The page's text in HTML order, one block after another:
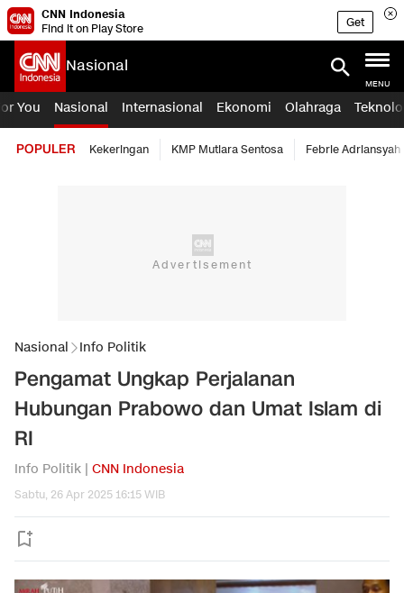
CNN Indonesia
Find it on Play Store
Get
Nasional
MENU
You Nasional Internasional Ekonomi Olahraga
POPULER Kekeringan KMP Mutiara Sentosa Febrie Adriansyah
Nasional Info Politik
Pengamat Ungkap Perjalanan
Hubungan Prabowo dan Umat Islam di
RI
Info Politik | CNN Indonesia
Sabtu, 26 Apr 2025 16:15 WIB